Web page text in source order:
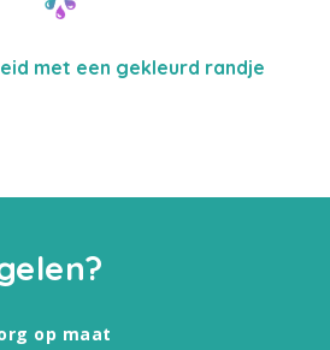
met een gekleurd randje
op maat